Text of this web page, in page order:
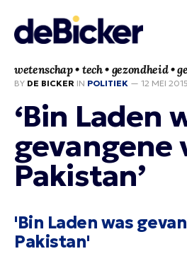
wetenschap • tech • gezondheid •
BY DE BICKER IN POLITIEK — 12 MEI 2015
‘Bin Laden
gevangene
Pakistan’
'Bin Laden was
Pakistan'